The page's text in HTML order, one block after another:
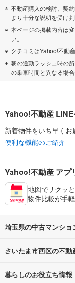
不動産購入の検討、契
より十分な説明を受け判
本ページの掲載内容は
い。
クチコミはYahoo!不動
朝の通勤ラッシュ時の
の乗車時間と異なる場合
Yahoo!不動産 LINE
新着物件をいち早くお
便利な機能のご紹介
Yahoo!不動産 アプ
地図でサクッ
物件比較が手
埼玉県の中古マンショ
路線・駅から探す
通勤・通学時間から
さいたま市西区の不動
不動産・住宅
暮らしのお役立ち情報